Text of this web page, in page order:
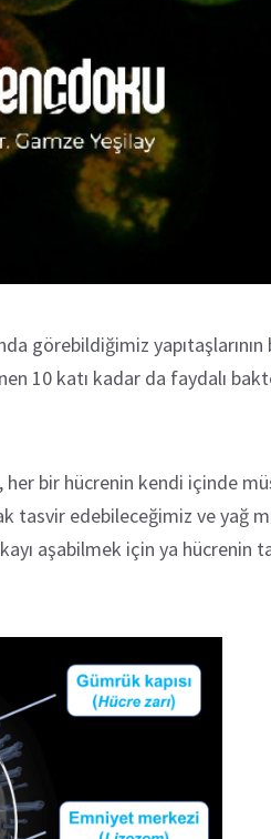
görebildiğimiz
10 katı kadar da faydalı
bir hücrenin kendi içinde
tasvir edebileceğimiz ve yağ
aşabilmek için ya hücrenin